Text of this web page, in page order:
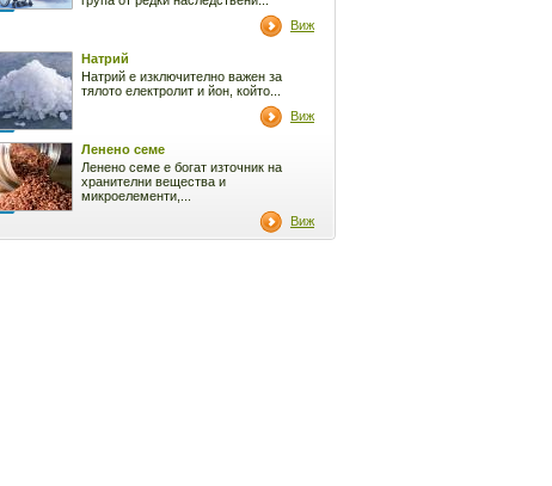
Виж
Натрий
Натрий е изключително важен за
тялото електролит и йон, който...
Виж
Ленено семе
Ленено семе е богат източник на
хранителни вещества и
микроелементи,...
Виж